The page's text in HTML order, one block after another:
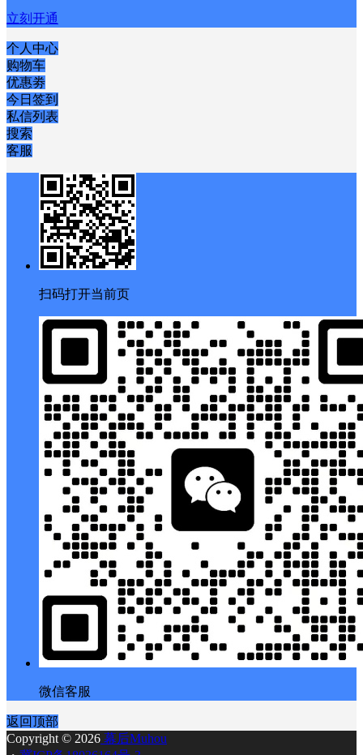
立刻开通
个人中心
购物车
优惠劵
今日签到
私信列表
搜索
客服
扫码打开当前页
微信客服
返回顶部
Copyright © 2026 幕后Muhou